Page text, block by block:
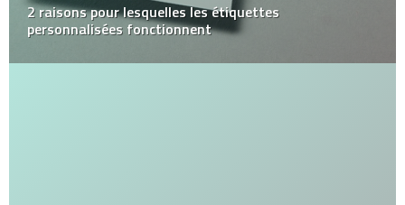
2 raisons pour lesquelles les étiquettes
personnalisées fonctionnent